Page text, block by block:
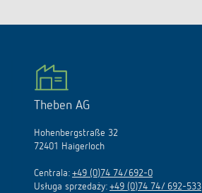
Theben AG
Hohenbergstraße 32
72401 Haigerloch
Centrala: +49 (0)74 74/692-0
Usługa sprzedaży: +49 (0)74 74/ 692-533